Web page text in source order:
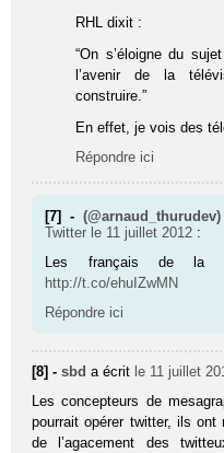
RHL dixit :
“On s’éloigne du
l’avenir de la
construire.”
En effet, je vois des
Répondre ici
[7] -
Twitter le 11 juillet 2012 :
Les français de la
http://t.co/ehuIZwMN
Répondre ici
[8] -sbd a écrit le 11 juillet
Les concepteurs de
pourrait opérer twitter, ils ont
de l’agacement des